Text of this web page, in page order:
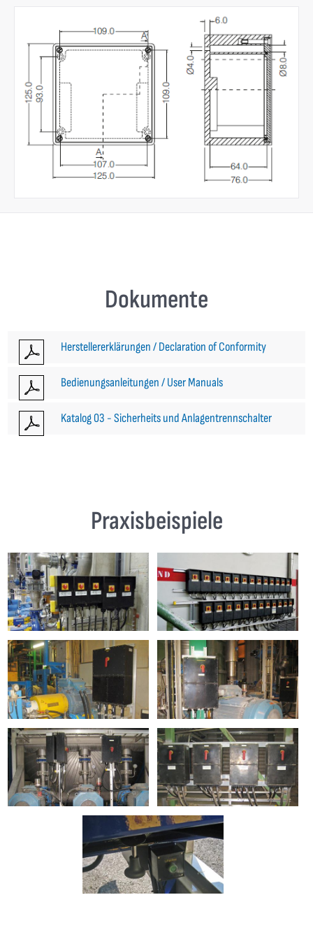
Dokumente
Herstellererklärungen / Declaration of Conformity
Bedienungsanleitungen / User Manuals
Katalog 03 - Sicherheits und Anlagentrennschalter
Praxisbeispiele